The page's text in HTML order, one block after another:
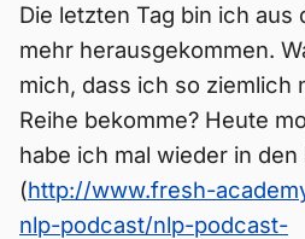
Die letzten Tag bin ich aus
mehr herausgekommen.
mich, dass ich so ziemlich
Reihe bekomme? Heute
habe ich mal wieder in
(http://www.fresh-
nlp-podcast/nlp-podcast-